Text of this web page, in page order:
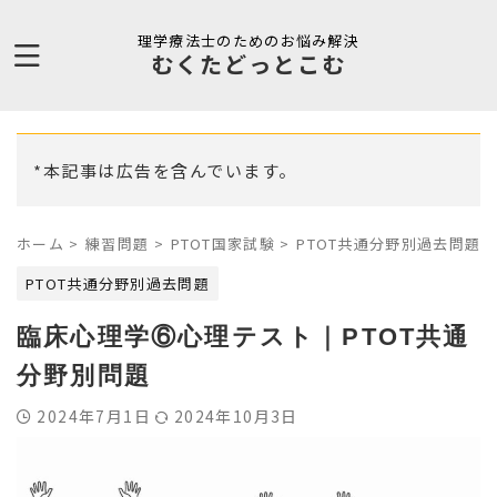
理学療法士のためのお悩み解決
むくたどっとこむ
*本記事は広告を含んでいます。
ホーム > 練習問題 > PTOT国家試験 > PTOT共通分野別過去問題
PTOT共通分野別過去問題
臨床心理学⑥心理テスト｜PTOT共通
分野別問題
2024年7月1日 2024年10月3日